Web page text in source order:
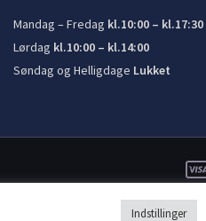
Mandag – Fredag kl.10:00 – kl.17:30
Lørdag kl.10:00 – kl.14:00
Søndag og Helligdage Lukket
Indstillinger